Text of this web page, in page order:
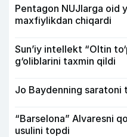
Pentagon NUJlarga oid
maxfiylikdan chiqardi
Sun’iy intellekt “Oltin
g‘oliblarini taxmin qildi
Jo Baydenning
“Barselona” Alvaresni
usulini topdi